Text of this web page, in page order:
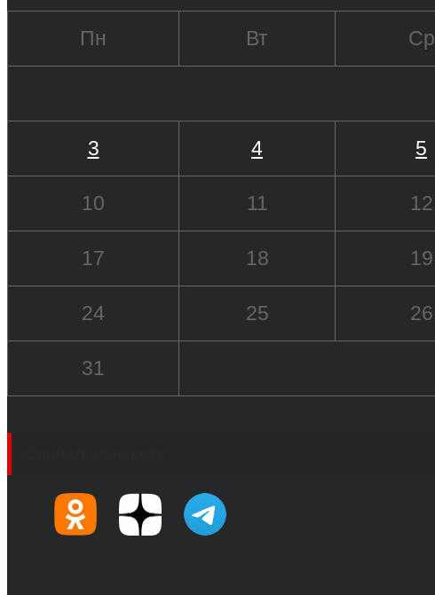
Пн Вт Ср
3 4 5
10 11 12
17 18 19
24 25 26
31